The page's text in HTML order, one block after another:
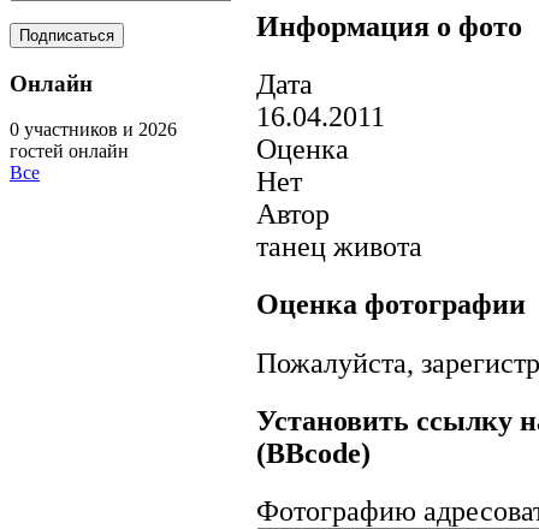
Информация о фото
Дата
16.04.2011
Оценка
Нет
Автор
танец живота
Оценка фотографии
Пожалуйста,
Установить ссылку
(BBcode)
Фотографию
Онлайн
0 участников и 2026
гостей онлайн
Все